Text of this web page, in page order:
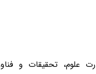
علوم، تحقیقات و